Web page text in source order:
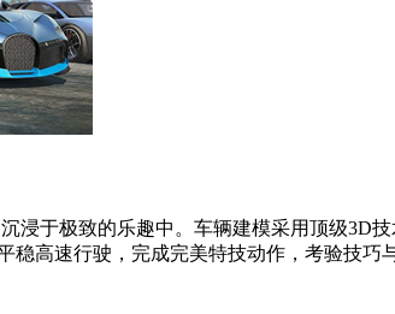
浸于极致的乐趣中。车辆建模采用顶级3D
高速行驶，完成完美特技动作，考验技巧